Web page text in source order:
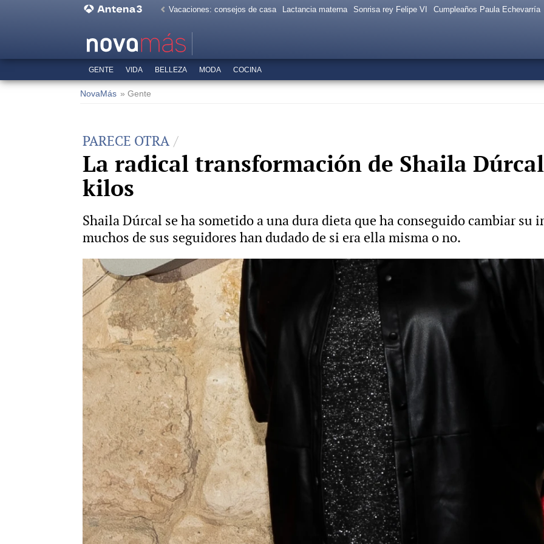
Vacaciones: consejos de casa Lactancia materna Sonrisa rey Felipe VI Cumpleaños Paula Echevarría
GENTE VIDA BELLEZA MODA COCINA
NovaMás » Gente
PARECE OTRA
La radical transformación de Shaila
kilos
Shaila Dúrcal se ha sometido a una dura dieta que ha conseguido cambiar su
muchos de sus seguidores han dudado de si era ella misma o no.
NovaMás
Madrid
Publicado:17 de noviembre de 2021, 12:06
Más información La cantante Shaila Dúrcalcomenzó una dieta hace
unos meses, debido a un repentino aumento de